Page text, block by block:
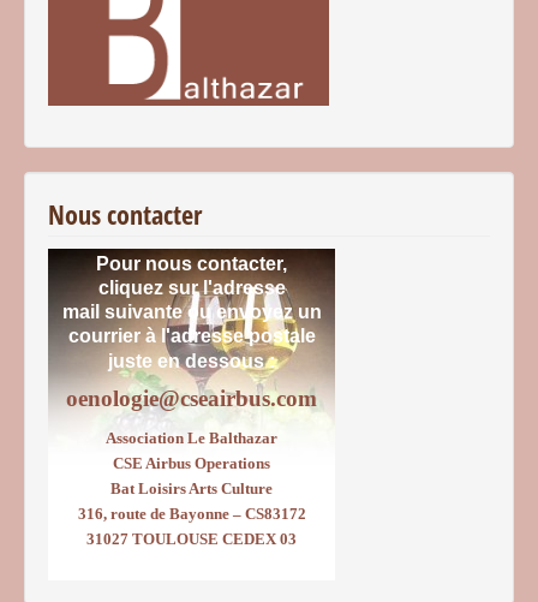
Nous contacter
Pour nous contacter,
cliquez sur l'adresse
mail suivante ou envoyez un
courrierà l'adresse postale
juste en dessous :
oenologie@cseairbus.com
Association Le Balthazar
CSE Airbus Operations
Bat Loisirs Arts Culture
316, route de Bayonne – CS83172
31027 TOULOUSE CEDEX 03